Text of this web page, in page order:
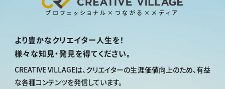
プロフェッショナル×つながる×メディア
より豊かなクリエイター人生を！
様々な知見・発見を得てください。
CREATIVE VILLAGEは、クリエイターの生涯価値向上のため、有益
な各種コンテンツを発信しています。